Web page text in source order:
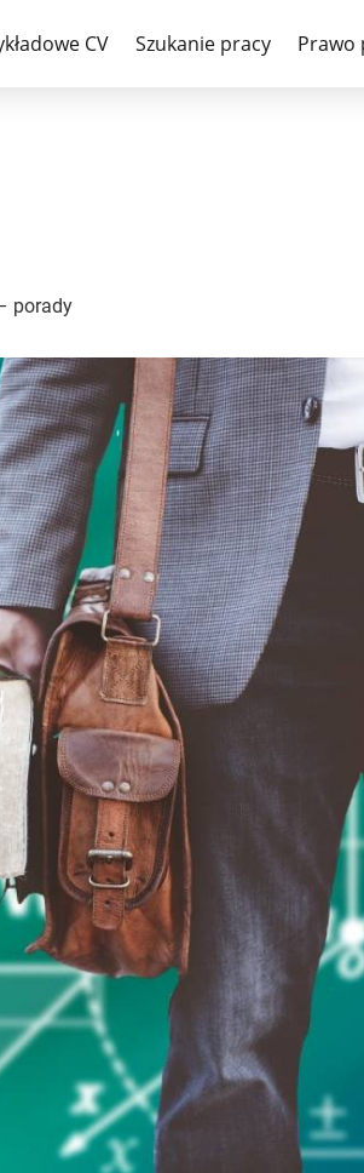
CV Szukanie pracy Prawo
do pracy
porady